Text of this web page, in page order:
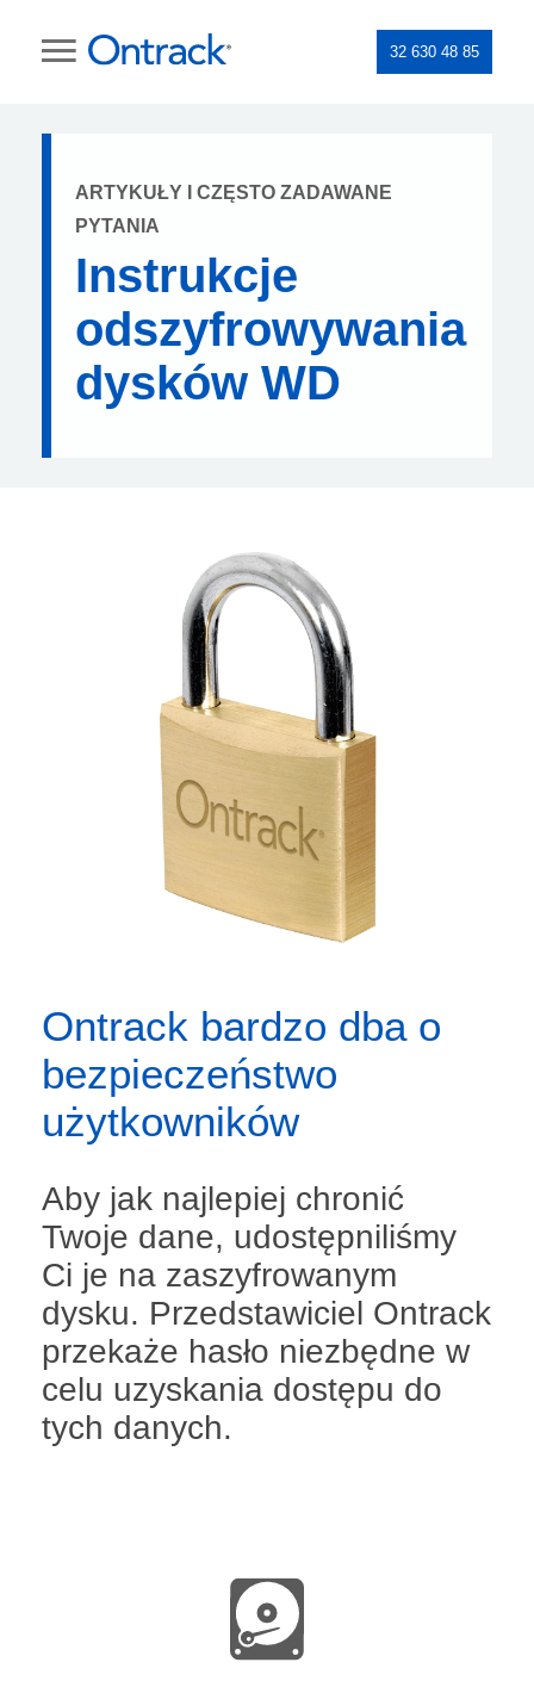
32 630 48 85
ARTYKUŁY I CZĘSTO ZADAWANE
PYTANIA
Instrukcje
odszyfrowywania
dysków WD
Ontrack bardzo dba o
bezpieczeństwo
użytkowników
Aby jak najlepiej chronić
Twoje dane, udostępniliśmy
Ci je na zaszyfrowanym
dysku. Przedstawiciel Ontrack
przekaże hasło niezbędne w
celu uzyskania dostępu do
tych danych.